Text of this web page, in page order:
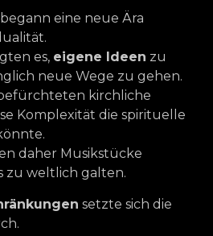
eine neue Ära
es, eigene Ideen zu
neue Wege zu gehen.
kirchliche
Komplexität die spirituelle
daher Musikstücke
zu weltlich galten.
setzte sich die